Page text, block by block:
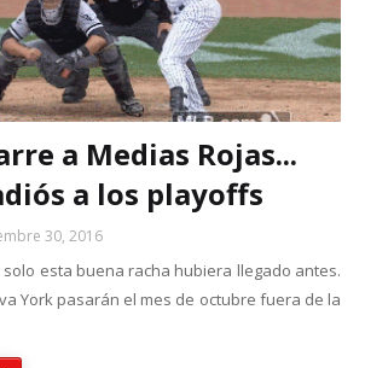
a Medias Rojas...
a los playoffs
30, 2016
solo esta buena racha hubiera llegado antes.
York pasarán el mes de octubre fuera de la